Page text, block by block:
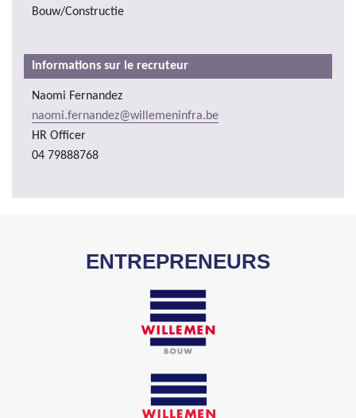
Bouw/Constructie
Informations sur le recruteur
Naomi Fernandez
naomi.fernandez@willemeninfra.be
HR Officer
04 79888768
ENTREPRENEURS